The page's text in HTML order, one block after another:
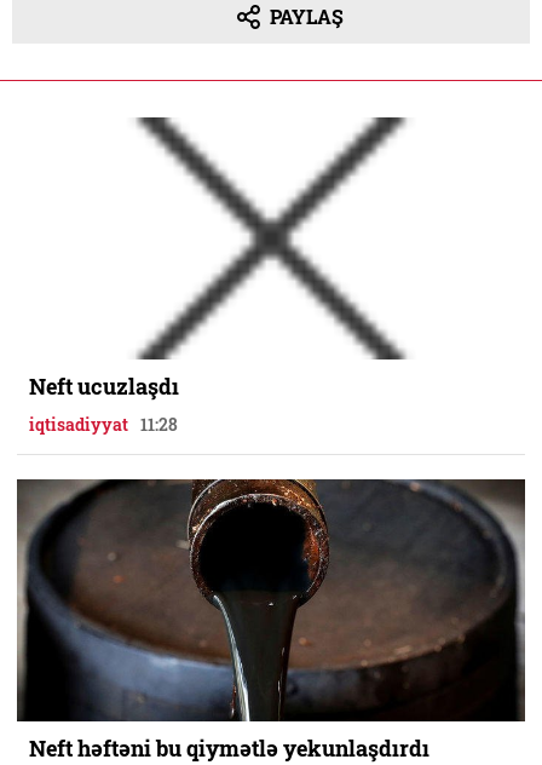
PAYLAŞ
Neft ucuzlaşdı
iqtisadiyyat 11:28
Neft həftəni bu qiymətlə yekunlaşdırdı